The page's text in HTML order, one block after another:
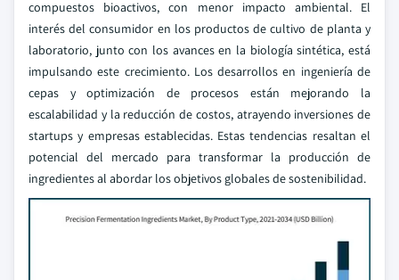
compuestos bioactivos, con menor impacto ambiental. El
interés del consumidor en los productos de cultivo de planta y
laboratorio, junto con los avances en la biología sintética, está
impulsando este crecimiento. Los desarrollos en ingeniería de
cepas y optimización de procesos están mejorando la
escalabilidad y la reducción de costos, atrayendo inversiones de
startups y empresas establecidas. Estas tendencias resaltan el
potencial del mercado para transformar la producción de
ingredientes al abordar los objetivos globales de sostenibilidad.